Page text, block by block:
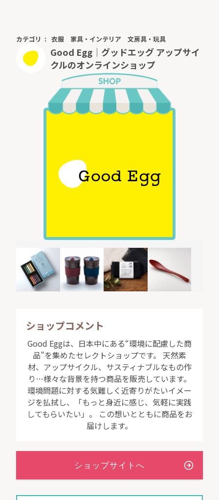
カテゴリ 衣服 家具・インテリア 文房具・玩具
Good Egg｜グッドエッグ アップサイ
クルのオンラインショップ
ショップコメント
Good Eggは、日本中にある“環境に配慮した商
品”を集めたセレクトショップです。 天然素
材、アップサイクル、サスティナブルなもの作
り…様々な背景を持つ商品を販売しています。
環境問題に対する気難しく近寄りがたいイメー
ジを払拭し、「もっと身近に感じ、気軽に実践
してもらいたい」。 この想いとともに商品をお
届けします。